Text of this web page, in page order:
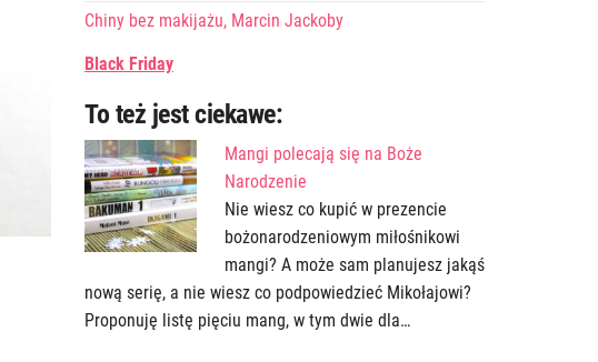
Chiny bez makijażu, Marcin Jackoby
Black Friday
To też jest ciekawe:
Mangi polecają się na Boże
Narodzenie
Nie wiesz co kupić w prezencie
bożonarodzeniowym miłośnikowi
mangi? A może sam planujesz jakąś
nową serię, a nie wiesz co podpowiedzieć Mikołajowi?
Proponuję listę pięciu mang, w tym dwie dla…